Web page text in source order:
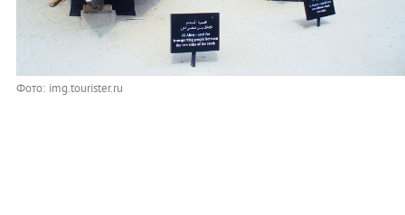
Фото: img.tourister.ru